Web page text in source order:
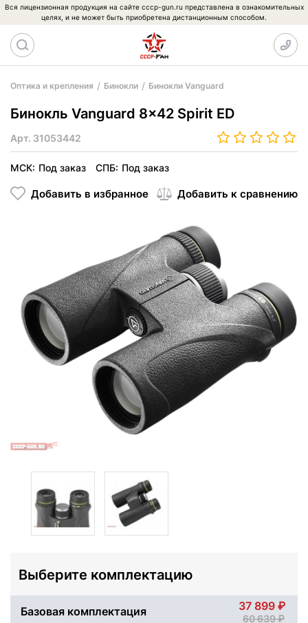
Вся лицензионная продукция на сайте cccp-gun.ru представлена в ознакомительных
целях, и не может быть приобретена дистанционным способом.
Оптика и крепления Бинокли Бинокли Vanguard
Бинокль Vanguard 8x42 Spirit ED
Арт. 31053442
МСК: Под заказ СПБ: Под заказ
Добавить в избранное Добавить к сравнению
Выберите комплектацию
Базовая комплектация 37 899
60 639